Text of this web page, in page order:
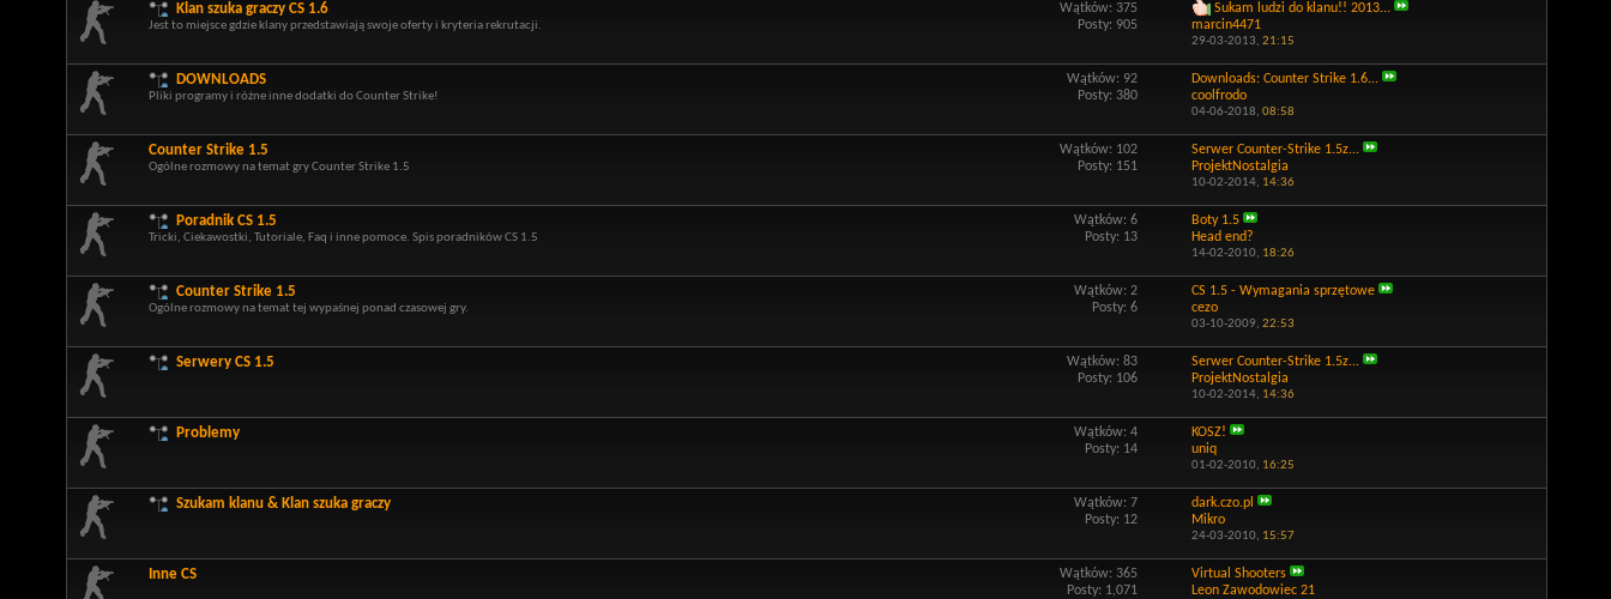
Klan szuka graczy CS 1.6
Jest to miejsce gdzie klany przedstawiają swoje oferty i kryteria rekrutacji.
Wątków: 375
Posty: 905
Sukam ludzi do klanu!! 2013...
marcin4471
29-03-2013, 21:15
DOWNLOADS
Pliki programy i różne inne dodatki do Counter Strike!
Wątków: 92
Posty: 380
Downloads: Counter Strike 1.6...
coolfrodo
04-06-2018, 08:58
Counter Strike 1.5
Ogólne rozmowy na temat gry Counter Strike 1.5
Wątków: 102
Posty: 151
Serwer Counter-Strike 1.5z...
ProjektNostalgia
10-02-2014, 14:36
Poradnik CS 1.5
Tricki, Ciekawostki, Tutoriale, Faq i inne pomoce. Spis poradników CS 1.5
Wątków: 6
Posty: 13
Boty 1.5
Head end?
14-02-2010, 18:26
Counter Strike 1.5
Ogólne rozmowy na temat tej wypaśnej ponad czasowej gry.
Wątków: 2
Posty: 6
CS 1.5 - Wymagania sprzętowe
cezo
03-10-2009, 22:53
Serwery CS 1.5
Wątków: 83
Posty: 106
Serwer Counter-Strike 1.5z...
ProjektNostalgia
10-02-2014, 14:36
Problemy
Wątków: 4
Posty: 14
KOSZ!
uniq
01-02-2010, 16:25
Szukam klanu & Klan szuka graczy
Wątków: 7
Posty: 12
dark.czo.pl
Mikro
24-03-2010, 15:57
Inne CS
Wątków: 365
Posty: 1,071
Virtual Shooters
Leon Zawodowiec 21